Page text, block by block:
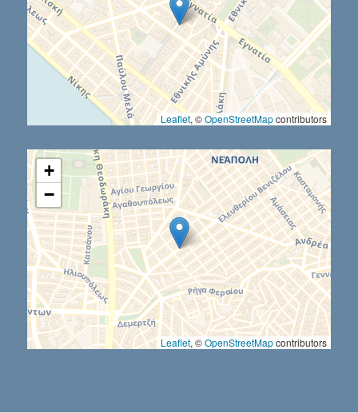
Leaflet, ©OpenStreetMapcontributors
+
−
Leaflet, ©OpenStreetMapcontributors